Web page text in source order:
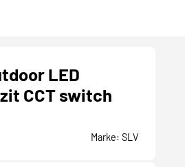
LED
CCT switch
Marke: SLV